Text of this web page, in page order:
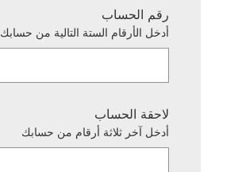
رقم الحساب
أدخل الأرقام الستة التالية من حسابك
لاحقة الحساب
أدخل آخر ثلاثة أرقام من حسابك